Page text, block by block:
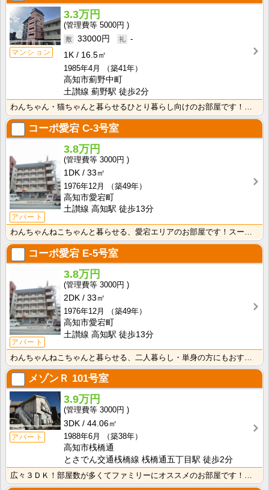
マンション
3.3万円
5000円
33000円
-
1K
16.5㎡
1985年4月
（築41年）
高知市薊野中町
土讃線 薊野駅 徒歩2分
わんちゃん・猫ちゃんと暮らせるひとり暮らし向けのお部屋です！安心のオール電化！エレベータ付きで荷物の･･･
コーポ愛宕 C-3号室
アパート
3.8万円
3000円
1DK
33㎡
1976年12月
（築49年）
高知市愛宕町
土讃線 高知駅 徒歩13分
わんちゃんねこちゃんと暮らせる、愛宕エリアのお部屋です！スーパー・コンビニ徒歩圏の暮らしやすいエリア･･･
コーポ愛宕 E-5号室
アパート
3.8万円
3000円
2DK
33㎡
1976年12月
（築49年）
高知市愛宕町
土讃線 高知駅 徒歩13分
メゾンＲ 101号室
アパート
3.9万円
3000円
3DK
44.06㎡
1988年6月
（築38年）
高知市桟橋通
とさでん交通桟橋線 桟橋通五丁目駅 徒歩2分